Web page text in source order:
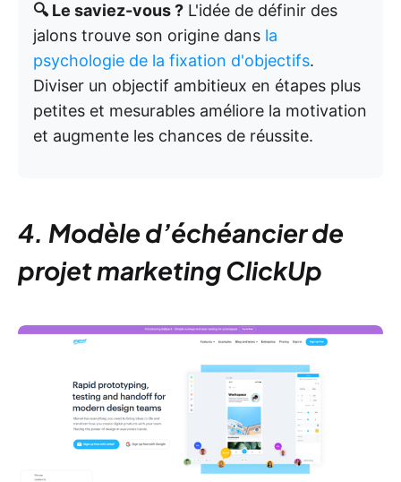
🔍 Le saviez-vous ? L'idée de définir des
jalons trouve son origine dans la
psychologie de la fixation d'objectifs.
Diviser un objectif ambitieux en étapes plus
petites et mesurables améliore la motivation
et augmente les chances de réussite.
4. Modèle d’échéancier de
projet marketing ClickUp